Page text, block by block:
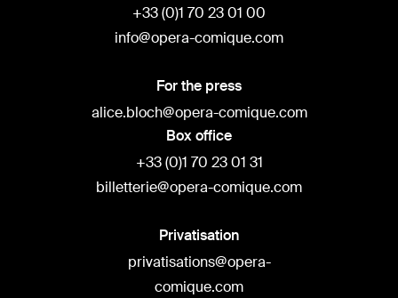
+33 (0)1 70 23 01 00
info@opera-comique.com
For the press
alice.bloch@opera-comique.com
Box office
+33 (0)1 70 23 01 31
billetterie@opera-comique.com
Privatisation
privatisations@opera-
comique.com